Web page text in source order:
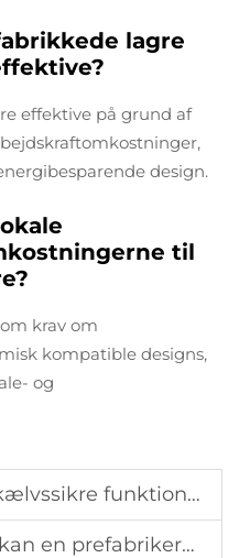
lagre
effektive på grund af
design.
til
krav om
kompatible designs,
og
har bygninger med stålkonstruktion?
stålkonstruktion bygges?